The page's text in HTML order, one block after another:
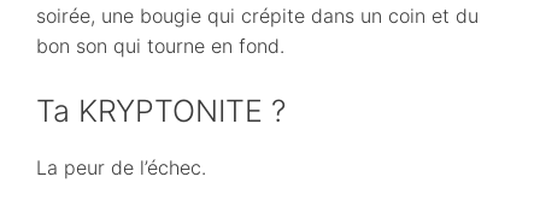
soirée, une bougie qui crépite dans un coin et du
bon son qui tourne en fond.
Ta KRYPTONITE ?
La peur de l’échec.